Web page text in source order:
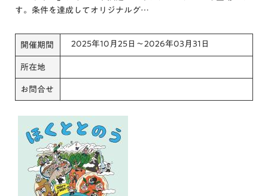
す。条件を達成してオリジナルグ…
開催期間 2025年10月25日～2026年03月31日
所在地
お問合せ